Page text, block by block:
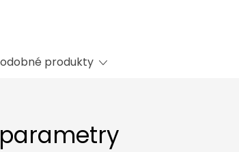
produkty